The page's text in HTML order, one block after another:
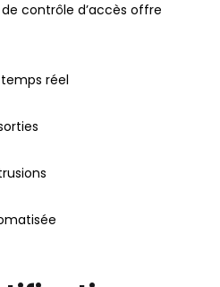
contrôle d’accès offre
réel